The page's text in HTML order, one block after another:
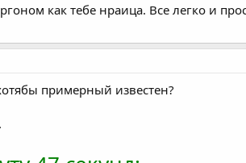
как тебе нраица. Все легко и
примерный известен?